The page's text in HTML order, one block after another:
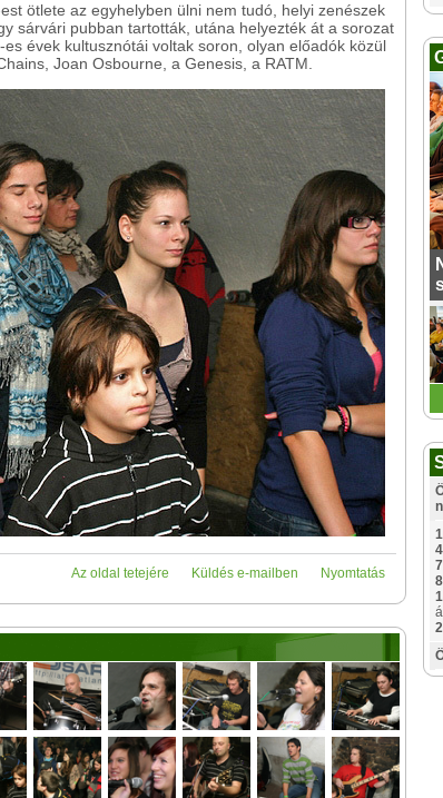
ötlete az egyhelyben ülni nem tudó, helyi zenészek
sárvári pubban tartották, utána helyezték át a sorozat
évek kultusznótái voltak soron, olyan előadók közül
Joan Osbourne, a Genesis, a RATM.
Nyomtatás
Küldés e-mailben
Az oldal tetejére